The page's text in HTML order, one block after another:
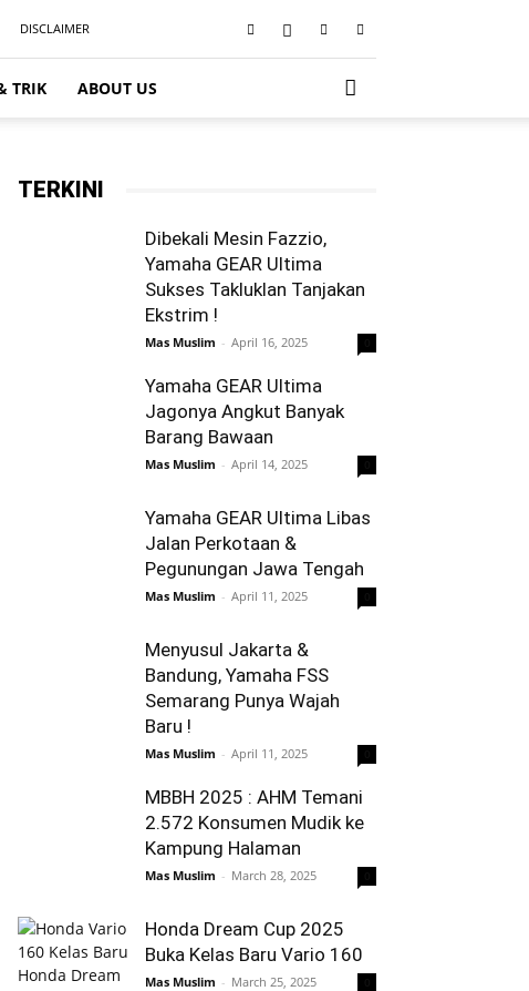
DISCLAIMER
TRIK ABOUT US
TERKINI
Dibekali Mesin Fazzio,
Yamaha GEAR Ultima
Sukses Takluklan Tanjakan
Ekstrim !
Mas Muslim - April 16, 2025
Yamaha GEAR Ultima
Jagonya Angkut Banyak
Barang Bawaan
Mas Muslim - April 14, 2025
Yamaha GEAR Ultima Libas
Jalan Perkotaan &
Pegunungan Jawa Tengah
Mas Muslim - April 11, 2025
Menyusul Jakarta &
Bandung, Yamaha FSS
Semarang Punya Wajah
Baru !
Mas Muslim - April 11, 2025
MBBH 2025 : AHM Temani
2.572 Konsumen Mudik ke
Kampung Halaman
Mas Muslim - March 28, 2025
Honda Dream Cup 2025
Buka Kelas Baru Vario 160
Mas Muslim - March 25, 2025